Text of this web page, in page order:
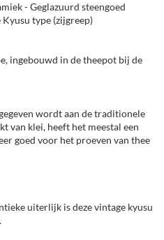
- Geglazuurd steengoed
Kyusu type (zijgreep)
ingebouwd in de theepot bij de
wordt aan de traditionele
van klei, heeft het meestal een
goed voor het proeven van thee
uiterlijk is deze vintage kyusu